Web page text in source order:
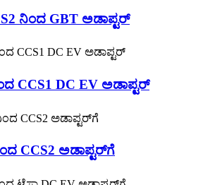
ನಿಂದ GBT ಅಡಾಪ್ಟರ್
CCS1 DC EV ಅಡಾಪ್ಟರ್
CCS2 ಅಡಾಪ್ಟರ್‌ಗೆ